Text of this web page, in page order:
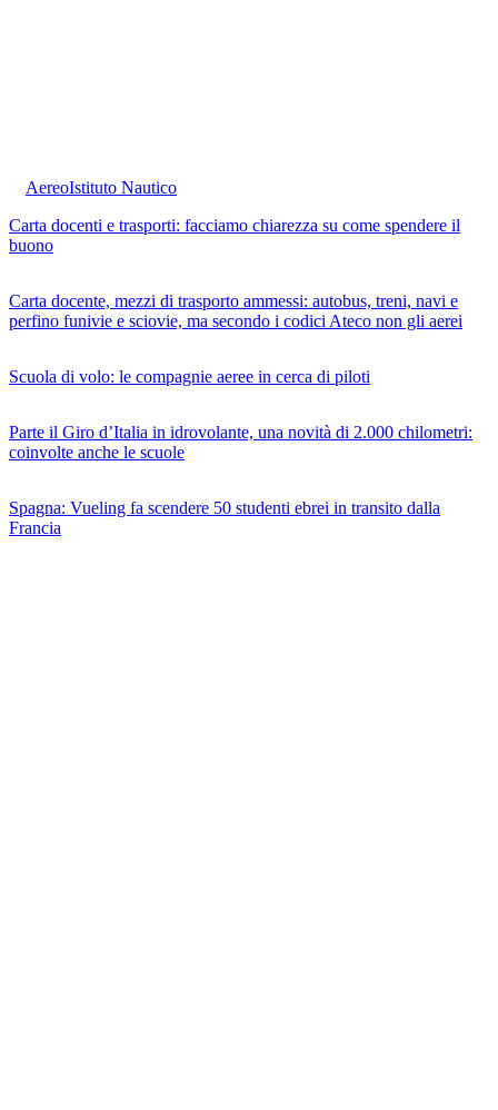
AereoIstituto Nautico
Carta docenti e trasporti: facciamo chiarezza su come spendere il
buono
Carta docente, mezzi di trasporto ammessi: autobus, treni, navi e
perfino funivie e sciovie, ma secondo i codici Ateco non gli aerei
Scuola di volo: le compagnie aeree in cerca di piloti
Parte il Giro d’Italia in idrovolante, una novità di 2.000 chilometri:
coinvolte anche le scuole
Spagna: Vueling fa scendere 50 studenti ebrei in transito dalla
Francia